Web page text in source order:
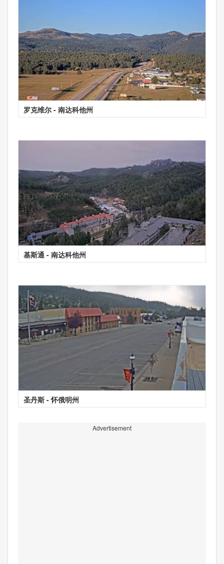
罗克维尔 - 南达科他州
基斯通 - 南达科他州
圣丹斯 - 怀俄明州
Advertisement